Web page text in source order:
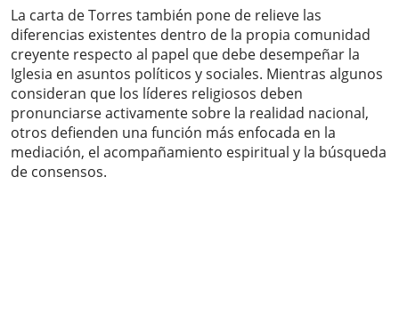
La carta de Torres también pone de relieve las
diferencias existentes dentro de la propia comunidad
creyente respecto al papel que debe desempeñar la
Iglesia en asuntos políticos y sociales. Mientras algunos
consideran que los líderes religiosos deben
pronunciarse activamente sobre la realidad nacional,
otros defienden una función más enfocada en la
mediación, el acompañamiento espiritual y la búsqueda
de consensos.